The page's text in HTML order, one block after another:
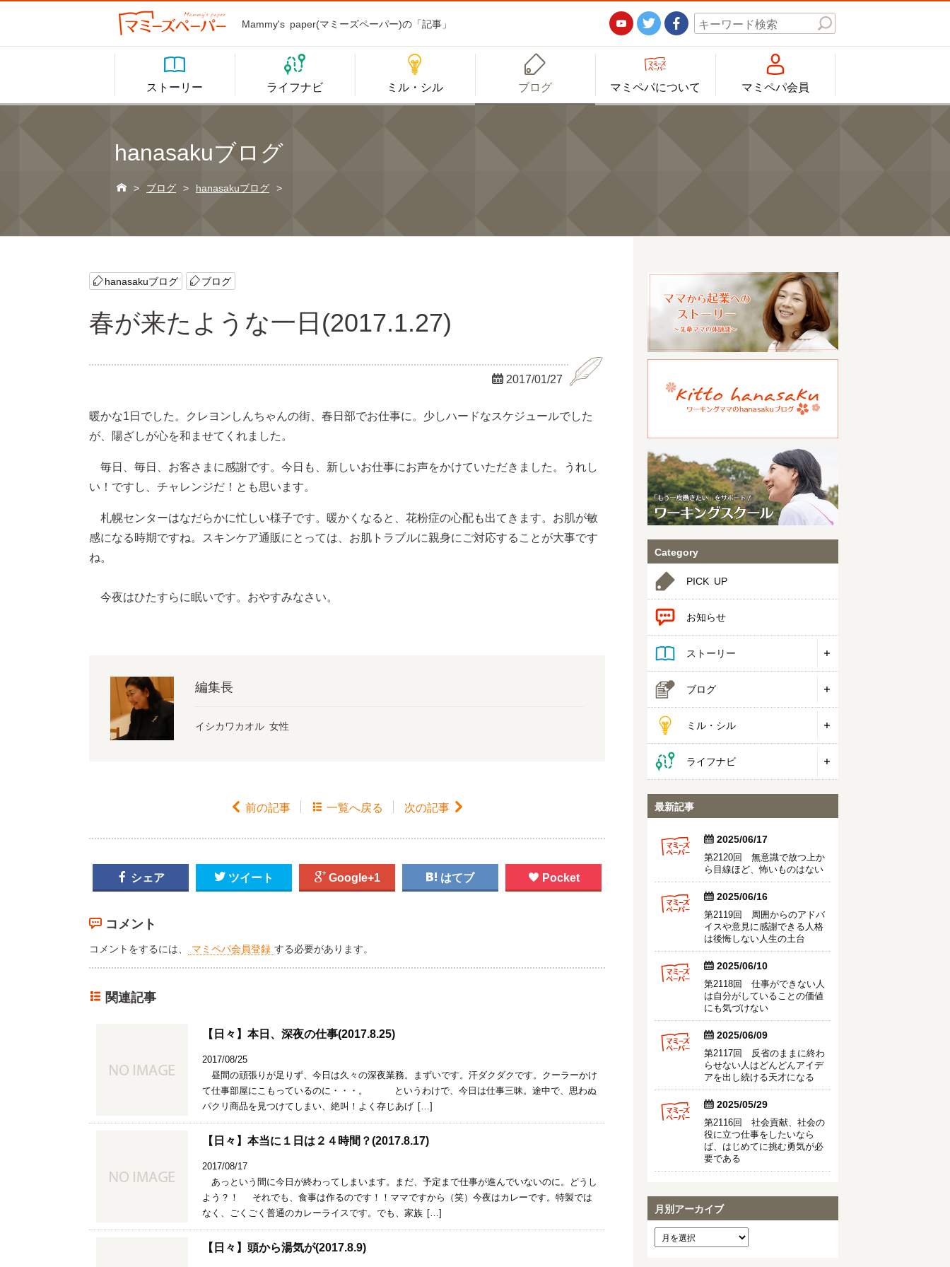
Mammy's paper(マミーズペーパー)の「記事」   

ストーリー

ライフナビ

ミル・シル

ブログ

マミペパについて

マミペパ会員
hanasakuブログ
 > ブログ > hanasakuブログ >
hanasakuブログ ブログ
春が来たような一日(2017.1.27)
 2017/01/27
暖かな1日でした。クレヨンしんちゃんの街、春日部でお仕事に。少しハードなスケジュールでした
が、陽ざしが心を和ませてくれました。
毎日、毎日、お客さまに感謝です。今日も、新しいお仕事にお声をかけていただきました。うれし
い！ですし、チャレンジだ！とも思います。
札幌センターはなだらかに忙しい様子です。暖かくなると、花粉症の心配も出てきます。お肌が敏
感になる時期ですね。スキンケア通販にとっては、お肌トラブルに親身にご対応することが大事です
ね。
今夜はひたすらに眠いです。おやすみなさい。
編集長
イシカワカオル 女性
 前の記事  一覧へ戻る 次の記事 
 シェア  ツイート  Google+1  はてブ  Pocket
コメント
コメントをするには、 マミペパ会員登録 する必要があります。
関連記事
【日々】本日、深夜の仕事(2017.8.25)
2017/08/25
昼間の頑張りが足りず、今日は久々の深夜業務。まずいです。汗ダクダクです。クーラーかけ
て仕事部屋にこもっているのに・・・。 というわけで、今日は仕事三昧。途中で、思わぬ
パクリ商品を見つけてしまい、絶叫！よく存じあげ […]
【日々】本当に１日は２４時間？(2017.8.17)
2017/08/17
あっという間に今日が終わってしまいます。まだ、予定まで仕事が進んでいないのに。どうし
よう？！ それでも、食事は作るのです！！ママですから（笑）今夜はカレーです。特製では
なく、ごくごく普通のカレーライスです。でも、家族 […]
【日々】頭から湯気が(2017.8.9)
Category
PICK UP
お知らせ
ストーリー
ブログ
ミル・シル
ライフナビ
最新記事
  2025/06/17
第2120回 無意識で放つ上か
ら目線ほど、怖いものはない
  2025/06/16
第2119回 周囲からのアドバ
イスや意見に感謝できる人格
は後悔しない人生の土台
  2025/06/10
第2118回 仕事ができない人
は自分がしていることの価値
にも気づけない
  2025/06/09
第2117回 反省のままに終わ
らせない人はどんどんアイデ
アを出し続ける天才になる
  2025/05/29
第2116回 社会貢献、社会の
役に立つ仕事をしたいなら
ば、はじめてに挑む勇気が必
要である
月別アーカイブ